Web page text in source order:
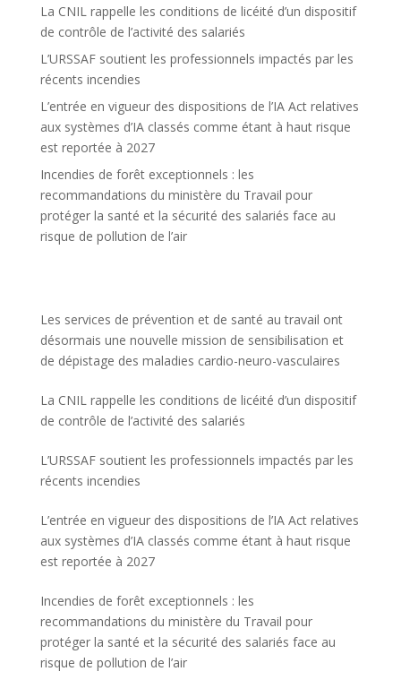
La CNIL rappelle les conditions de licéité d’un dispositif
de contrôle de l’activité des salariés
L’URSSAF soutient les professionnels impactés par les
récents incendies
L’entrée en vigueur des dispositions de l’IA Act relatives
aux systèmes d’IA classés comme étant à haut risque
est reportée à 2027
Incendies de forêt exceptionnels : les
recommandations du ministère du Travail pour
protéger la santé et la sécurité des salariés face au
risque de pollution de l’air
Les services de prévention et de santé au travail ont
désormais une nouvelle mission de sensibilisation et
de dépistage des maladies cardio-neuro-vasculaires
La CNIL rappelle les conditions de licéité d’un dispositif
de contrôle de l’activité des salariés
L’URSSAF soutient les professionnels impactés par les
récents incendies
L’entrée en vigueur des dispositions de l’IA Act relatives
aux systèmes d’IA classés comme étant à haut risque
est reportée à 2027
Incendies de forêt exceptionnels : les
recommandations du ministère du Travail pour
protéger la santé et la sécurité des salariés face au
risque de pollution de l’air